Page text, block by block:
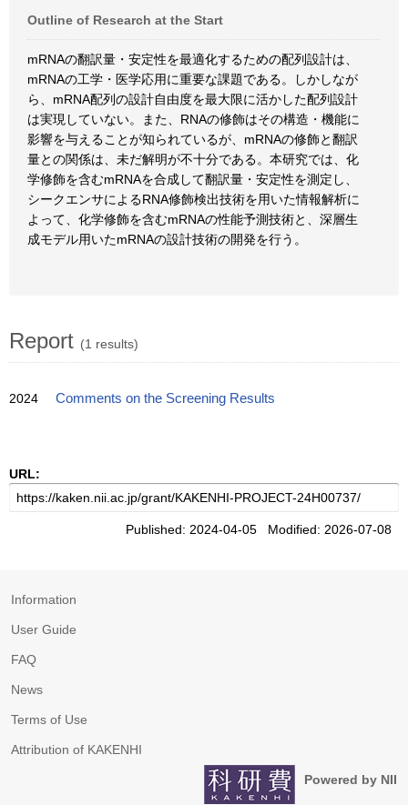
Outline of Research at the Start
mRNAの翻訳量・安定性を最適化するための配列設計は、
mRNAの工学・医学応用に重要な課題である。しかしなが
ら、mRNA配列の設計自由度を最大限に活かした配列設計
は実現していない。また、RNAの修飾はその構造・機能に
影響を与えることが知られているが、mRNAの修飾と翻訳
量との関係は、未だ解明が不十分である。本研究では、化
学修飾を含むmRNAを合成して翻訳量・安定性を測定し、
シークエンサによるRNA修飾検出技術を用いた情報解析に
よって、化学修飾を含むmRNAの性能予測技術と、深層生
成モデル用いたmRNAの設計技術の開発を行う。
Report (1 results)
2024 Comments on the Screening Results
URL:
Published: 2024-04-05 Modified: 2026-07-08
Information
User Guide
FAQ
News
Terms of Use
Attribution of KAKENHI
Powered by NII